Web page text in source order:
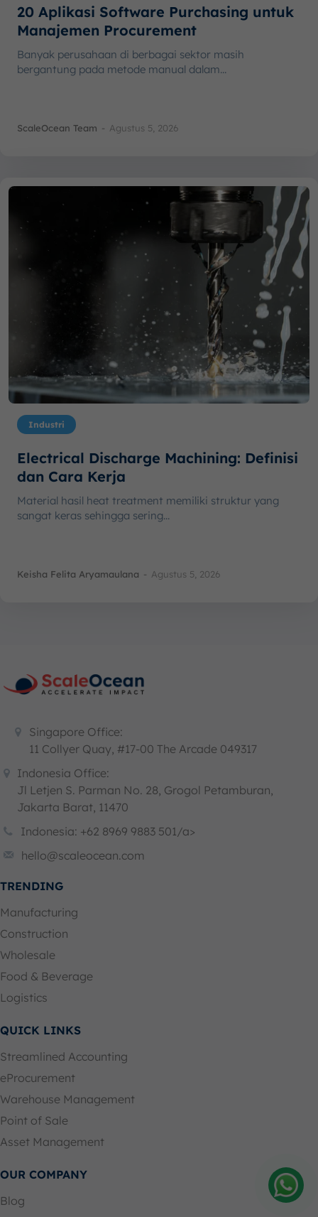
20 Aplikasi Software Purchasing untuk
Manajemen Procurement
Banyak perusahaan di berbagai sektor masih
bergantung pada metode manual dalam...
ScaleOcean Team - Agustus 5, 2026
Industri
Electrical Discharge Machining: Definisi
dan Cara Kerja
Material hasil heat treatment memiliki struktur yang
sangat keras sehingga sering...
Keisha Felita Aryamaulana - Agustus 5, 2026
Singapore Office:
11 Collyer Quay, #17-00 The Arcade 049317
Indonesia Office:
Jl Letjen S. Parman No. 28, Grogol Petamburan,
Jakarta Barat, 11470
Indonesia: +62 8969 9883 501/a>
hello@scaleocean.com
TRENDING
Manufacturing
Construction
Wholesale
Food & Beverage
Logistics
QUICK LINKS
Streamlined Accounting
eProcurement
Warehouse Management
Point of Sale
Asset Management
OUR COMPANY
Blog